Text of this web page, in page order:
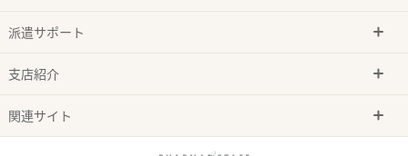
派遣サポート
支店紹介
関連サイト